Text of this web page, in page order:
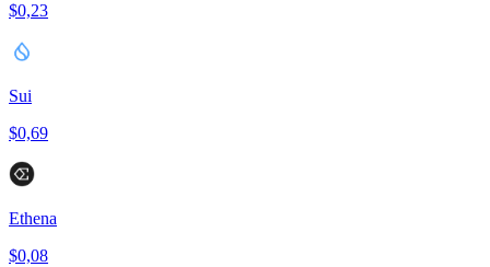
$0,23
Sui
$0,69
Ethena
$0,08